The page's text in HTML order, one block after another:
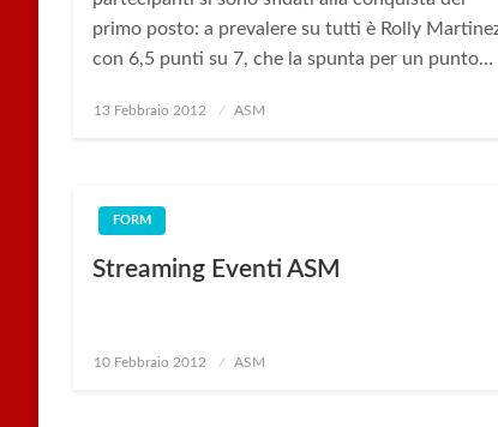
primo posto: a prevalere su tutti è Rolly
con 6,5 punti su 7, che la spunta per un punto…
Posted
13 Febbraio 2012 ASM
FORM
Streaming Eventi ASM
Posted
10 Febbraio 2012 ASM